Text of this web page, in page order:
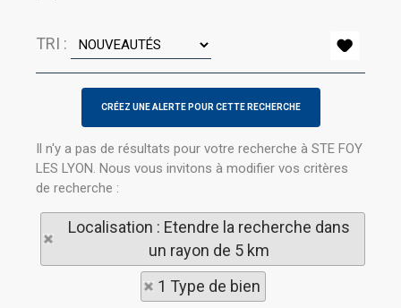
TRI :
Il n'y a pas de résultats pour votre recherche à STE FOY
LES LYON. Nous vous invitons à modifier vos critères
de recherche :
Localisation : Etendre la recherche dans
un rayon de 5 km
1 Type de bien